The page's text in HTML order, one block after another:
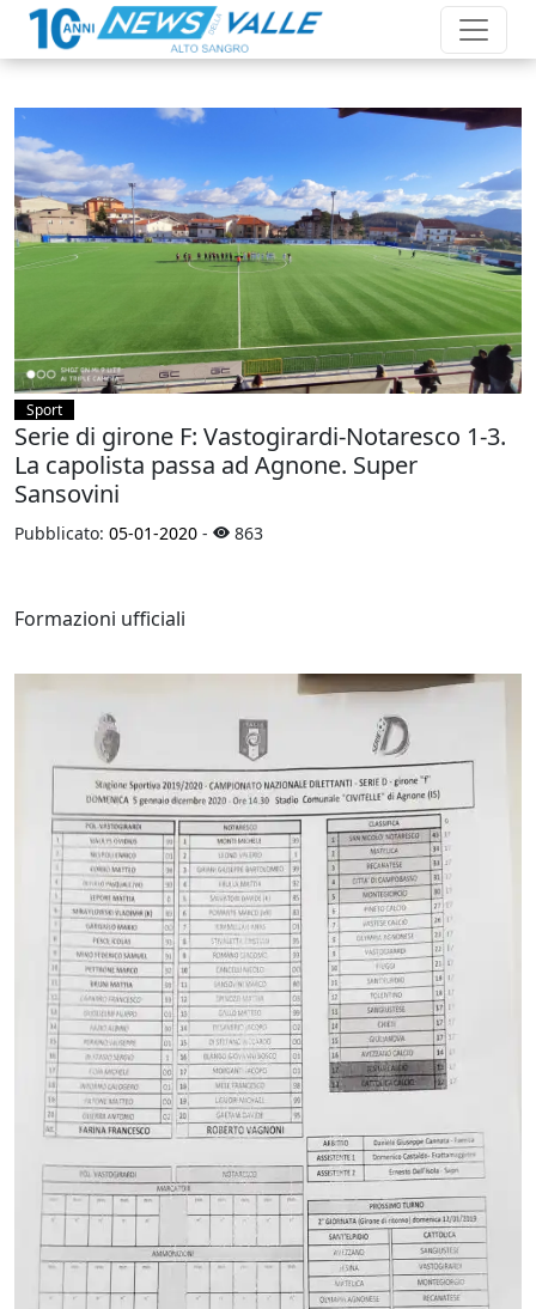
Sport
Serie di girone F: Vastogirardi-Notaresco 1-3.
La capolista passa ad Agnone. Super
Sansovini
Pubblicato: 05-01-2020 - 863
Formazioni ufficiali